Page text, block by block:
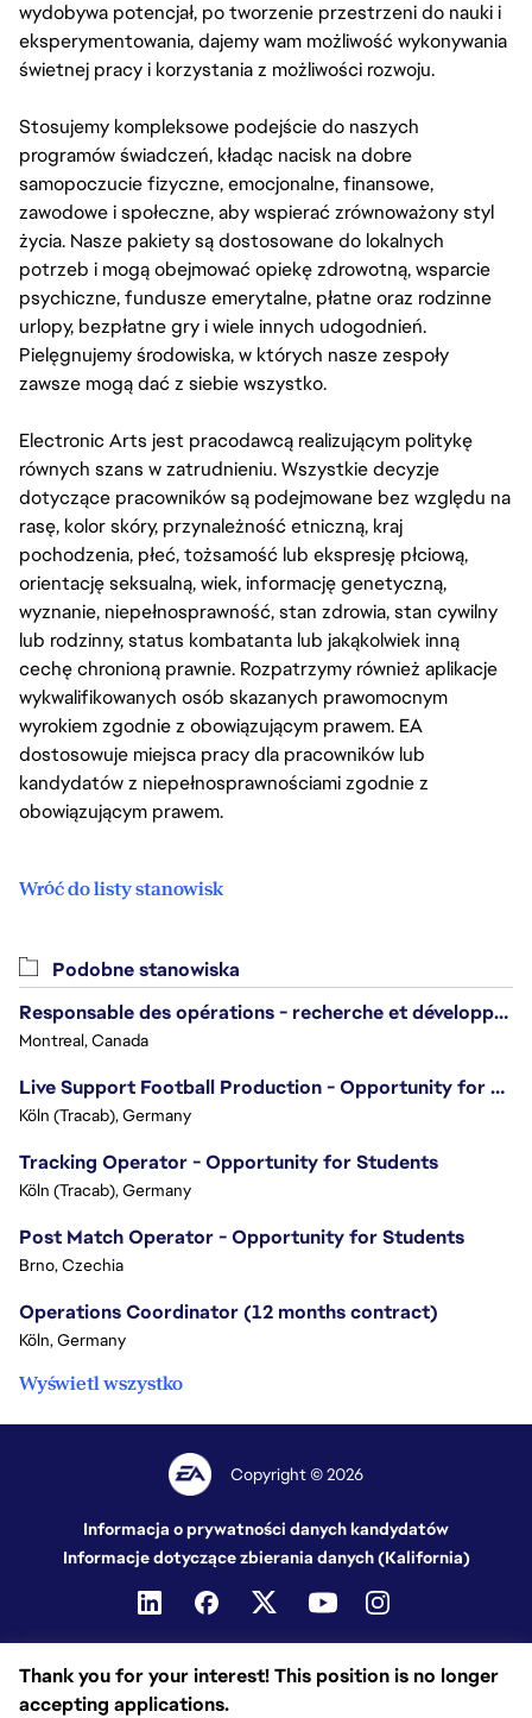
wydobywa potencjał, po tworzenie przestrzeni do nauki i
eksperymentowania, dajemy wam możliwość wykonywania
świetnej pracy i korzystania z możliwości rozwoju.
Stosujemy kompleksowe podejście do naszych
programów świadczeń, kładąc nacisk na dobre
samopoczucie fizyczne, emocjonalne, finansowe,
zawodowe i społeczne, aby wspierać zrównoważony styl
życia. Nasze pakiety są dostosowane do lokalnych
potrzeb i mogą obejmować opiekę zdrowotną, wsparcie
psychiczne, fundusze emerytalne, płatne oraz rodzinne
urlopy, bezpłatne gry i wiele innych udogodnień.
Pielęgnujemy środowiska, w których nasze zespoły
zawsze mogą dać z siebie wszystko.
Electronic Arts jest pracodawcą realizującym politykę
równych szans w zatrudnieniu. Wszystkie decyzje
dotyczące pracowników są podejmowane bez względu na
rasę, kolor skóry, przynależność etniczną, kraj
pochodzenia, płeć, tożsamość lub ekspresję płciową,
orientację seksualną, wiek, informację genetyczną,
wyznanie, niepełnosprawność, stan zdrowia, stan cywilny
lub rodzinny, status kombatanta lub jakąkolwiek inną
cechę chronioną prawnie. Rozpatrzymy również aplikacje
wykwalifikowanych osób skazanych prawomocnym
wyrokiem zgodnie z obowiązującym prawem. EA
dostosowuje miejsca pracy dla pracowników lub
kandydatów z niepełnosprawnościami zgodnie z
obowiązującym prawem.
Wróć do listy stanowisk
Thank you for your interest! This position is no longer
accepting applications.
Podobne stanowiska
Responsable des opérations - recherche et développement/Head of Operations, Research & Development
Montreal, Canada
Live Support Football Production - Opportunity for Students!
Köln (Tracab), Germany
Tracking Operator - Opportunity for Students
Köln (Tracab), Germany
Post Match Operator - Opportunity for Students
Brno, Czechia
Operations Coordinator (12 months contract)
Köln, Germany
Wyświetl wszystko
Copyright © 2026
Informacja o prywatności danych kandydatów
Informacje dotyczące zbierania danych (Kalifornia)